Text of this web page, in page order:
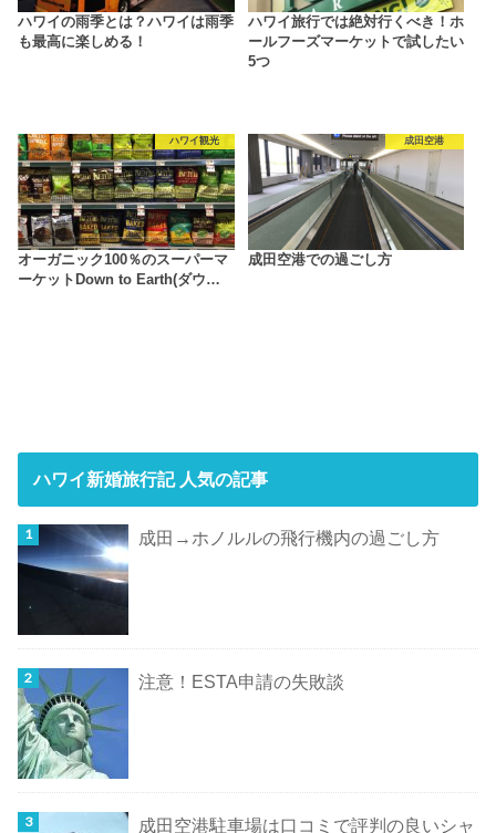
ハワイの雨季とは？ハワイは雨季
も最高に楽しめる！
ハワイ旅行では絶対行くべき！ホ
ールフーズマーケットで試したい
5つ
ハワイ観光
オーガニック100％のスーパーマ
ーケットDown to Earth(ダウ…
成田空港
成田空港での過ごし方
ハワイ新婚旅行記 人気の記事
成田→ホノルルの飛行機内の過ごし方
注意！ESTA申請の失敗談
成田空港駐車場は口コミで評判の良いシャ